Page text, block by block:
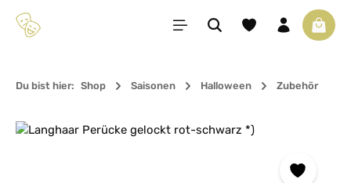
Zum Hauptinhalt springen Du hast 0 Produkte
Du bist hier: Shop Saisonen Halloween Zubehör
Bildergalerie überspringen